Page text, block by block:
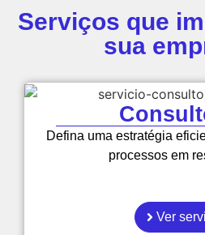
Serviços que
sua
Defina uma estratégia
processos em
Ver